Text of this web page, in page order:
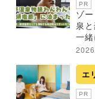
PR
ゾ
泉
一
エ
PR